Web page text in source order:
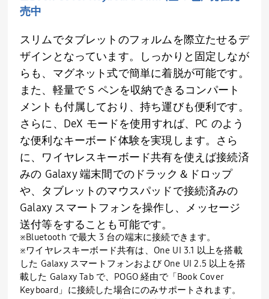
売中
スリムでタブレットのフォルムを際立たせるデ
ザインとなっています。しっかりと固定しなが
らも、マグネット式で簡単に着脱が可能です。
また、軽量で S ペンを収納できるコンパート
メントも付属しており、持ち運びも便利です。
さらに、DeX モードを使用すれば、PC のよう
な便利なキーボード体験を実現します。さら
に、ワイヤレスキーボード共有を使えば接続済
みの Galaxy 端末間でのドラック＆ドロップ
や、タブレットのマウスパッドで接続済みの
Galaxy スマートフォンを操作し、メッセージ
送付等をすることも可能です。
※Bluetooth で最大 3 台の端末に接続できます。
※ワイヤレスキーボード共有は、One UI 3.1 以上を搭載
した Galaxy スマートフォンおよび One UI 2.5 以上を搭
載した Galaxy Tab で、POGO 経由で「Book Cover
Keyboard」に接続した場合にのみサポートされます。